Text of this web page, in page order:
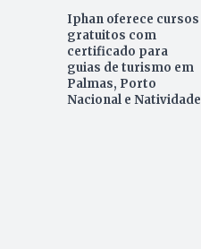
Iphan oferece cursos
gratuitos com
certificado para
guias de turismo em
Palmas, Porto
Nacional e Natividade